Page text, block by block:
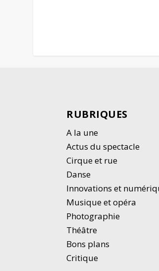
RUBRIQUES
A la une
Actus du spectacle
Cirque et rue
Danse
Innovations et
Musique et opéra
Photographie
Théâtre
Bons plans
Critique